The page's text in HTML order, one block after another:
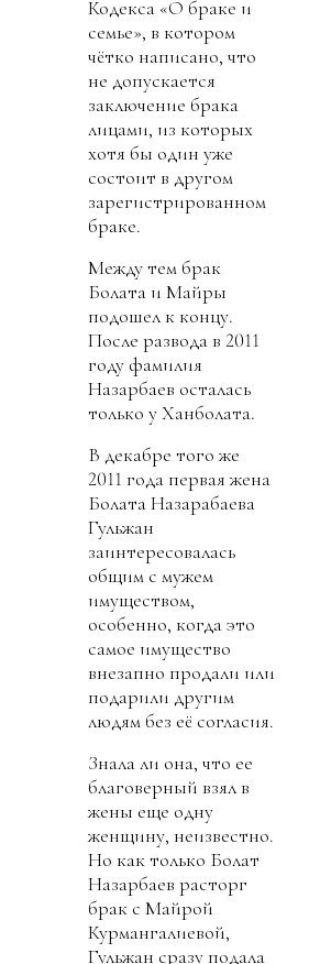
Кодекса «О браке и
семье», в котором
чётко написано, что
не допускается
заключение брака
лицами, из которых
хотя бы один уже
состоит в другом
зарегистрированном
браке.
Между тем брак
Болата и Майры
подошел к концу.
После развода в 2011
году фамилия
Назарбаев осталась
только у Ханболата.
В декабре того же
2011 года первая жена
Болата Назарабаева
Гульжан
заинтересовалась
общим с мужем
имуществом,
особенно, когда это
самое имущество
внезапно продали или
подарили другим
людям без её согласия.
Знала ли она, что ее
благоверный взял в
жены еще одну
женщину, неизвестно.
Но как только Болат
Назарбаев расторг
брак с Майрой
Курмангалиевой,
Гульжан сразу подала